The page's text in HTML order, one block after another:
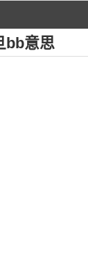
bb意思